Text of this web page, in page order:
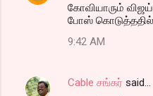
கோவியாரும்
போஸ்
9:42 AM
Cable சங்கர் said…